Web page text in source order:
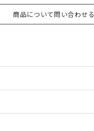
商品について問い合わせる